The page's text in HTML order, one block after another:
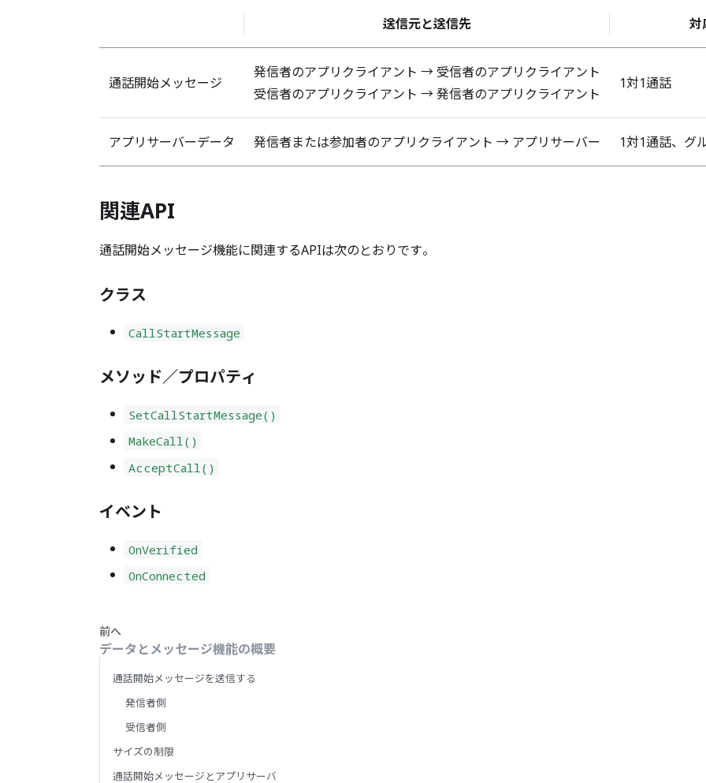
送信元と送信先 対
通話開始メッセージ
発信者のアプリクライアント → 受信者のアプリクライアント
受信者のアプリクライアント → 発信者のアプリクライアント
1対1通話
アプリサーバーデータ 発信者または参加者のアプリクライアント → アプリサーバー 1対1通話、グ
関連API
通話開始メッセージ機能に関連するAPIは次のとおりです。
クラス
CallStartMessage
メソッド／プロパティ
SetCallStartMessage()
MakeCall()
AcceptCall()
イベント
OnVerified
OnConnected
前へ
データとメッセージ機能の概要
通話開始メッセージを送信する
発信者側
受信者側
サイズの制限
通話開始メッセージとアプリサーバ